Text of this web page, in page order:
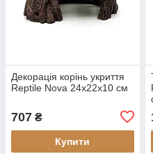
Декорація корінь укриття
Reptile Nova 24x22x10 см
707 ₴
Купити